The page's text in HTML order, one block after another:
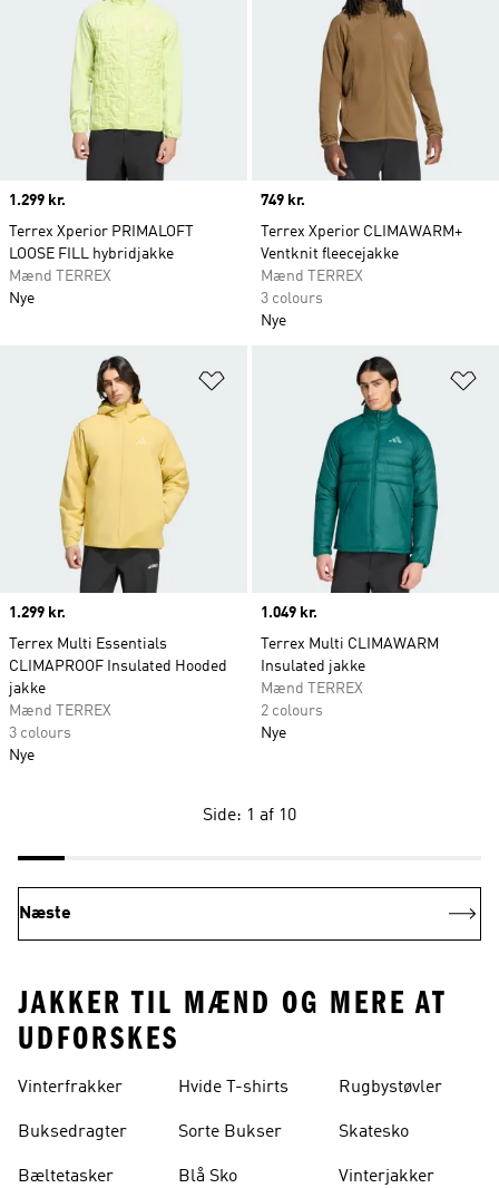
Price
1.299 kr.
Terrex Xperior PRIMALOFT
LOOSE FILL hybridjakke
Mænd TERREX
Nye
Price
749 kr.
Terrex Xperior CLIMAWARM+
Ventknit fleecejakke
Mænd TERREX
3 colours
Nye
Price
1.299 kr.
Terrex Multi Essentials
CLIMAPROOF Insulated Hooded
jakke
Mænd TERREX
3 colours
Nye
Price
1.049 kr.
Terrex Multi CLIMAWARM
Insulated jakke
Mænd TERREX
2 colours
Nye
Side: 1 af 10
Næste
JAKKER TIL MÆND OG MERE AT
UDFORSKES
Vinterfrakker
Buksedragter
Bæltetasker
Hvide T-shirts
Sorte Bukser
Blå Sko
Rugbystøvler
Skatesko
Vinterjakker